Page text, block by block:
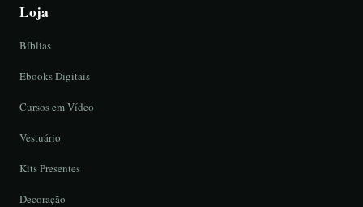
Loja
Bíblias
Ebooks Digitais
Cursos em Vídeo
Vestuário
Kits Presentes
Decoração